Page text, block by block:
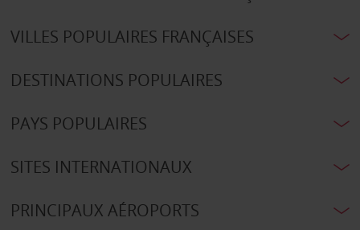
VILLES POPULAIRES FRANÇAISES
DESTINATIONS POPULAIRES
PAYS POPULAIRES
SITES INTERNATIONAUX
PRINCIPAUX AÉROPORTS